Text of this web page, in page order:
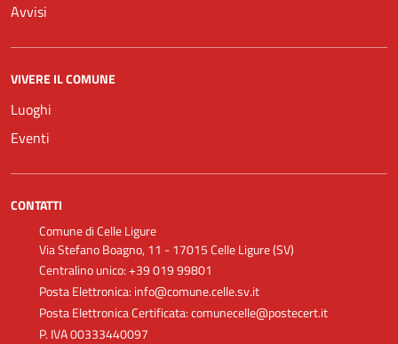
Avvisi
VIVERE IL COMUNE
Luoghi
Eventi
CONTATTI
Comune di Celle Ligure
Via Stefano Boagno, 11 - 17015 Celle Ligure (SV)
Centralino unico: +39 019 99801
Posta Elettronica: info@comune.celle.sv.it
Posta Elettronica Certificata: comunecelle@postecert.it
P. IVA 00333440097